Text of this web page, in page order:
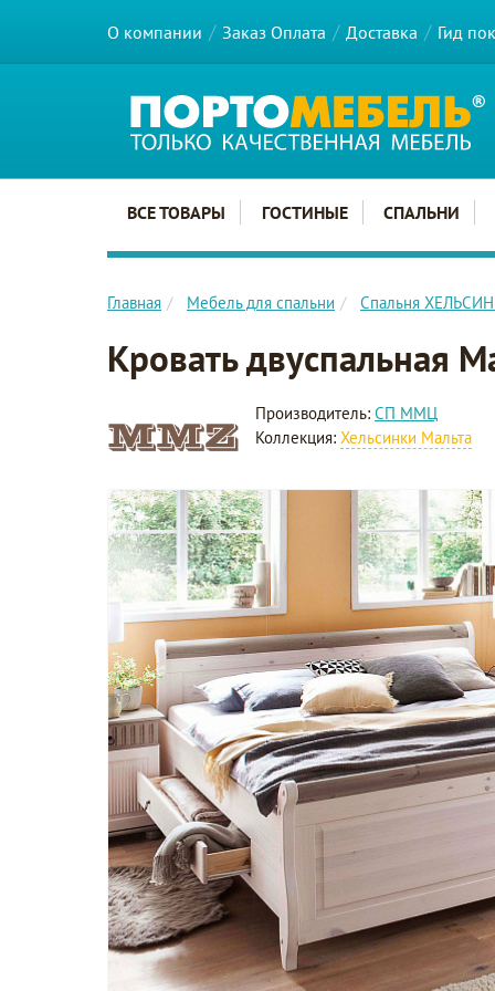
О компании Заказ Оплата Доставка Гид
Главное меню сайта
ВСЕ ТОВАРЫ ГОСТИНЫЕ СПАЛЬНИ
Главная Мебель для спальни Спальня
Кровать двуспальная
Производитель: СП ММЦ
Коллекция: Хельсинки Мальта